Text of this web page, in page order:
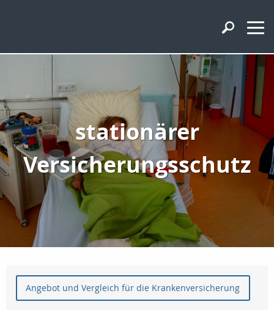
stationärer
Versicherungsschutz
Angebot und Vergleich für die Krankenversicherung